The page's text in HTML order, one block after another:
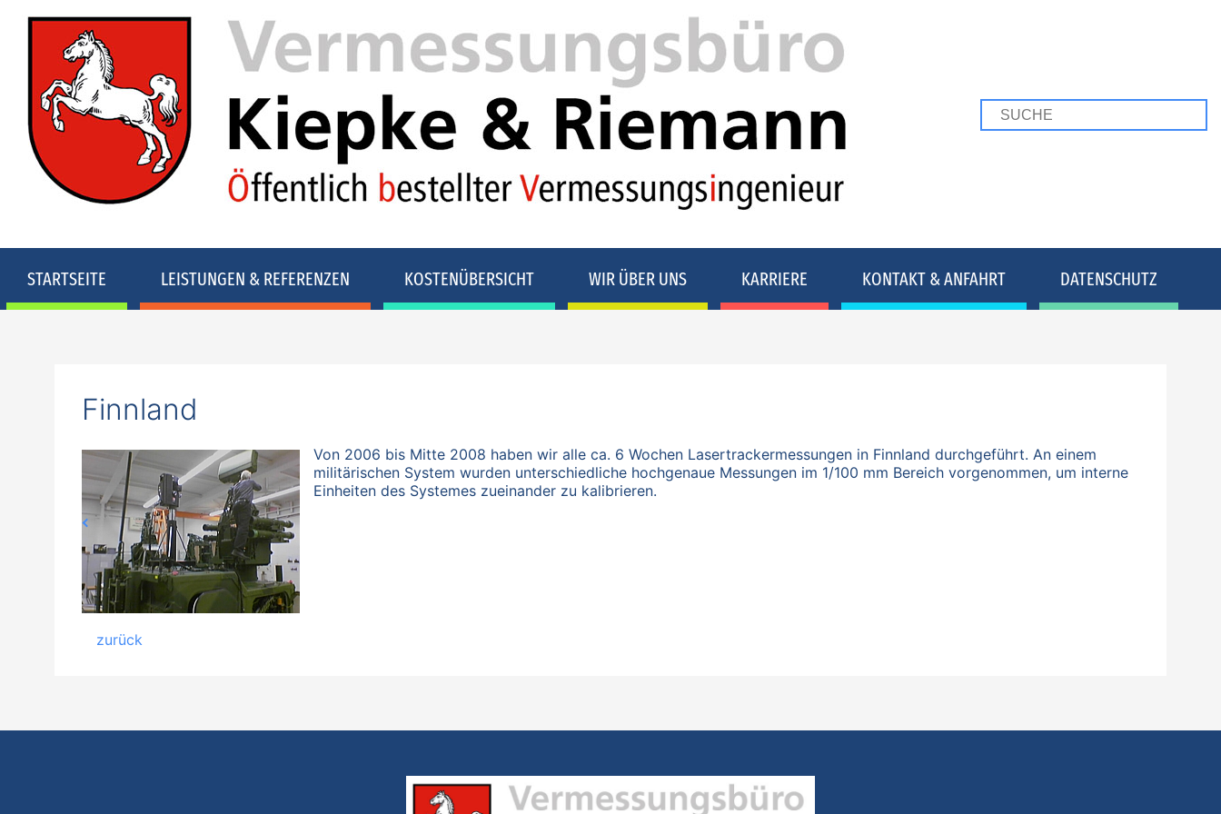
STARTSEITE LEISTUNGEN & REFERENZEN KOSTENÜBERSICHT WIR ÜBER UNS KARRIERE KONTAKT & ANFAHRT DATENSCHUTZ
Finnland
Von 2006 bis Mitte 2008 haben wir alle ca. 6 Wochen Lasertrackermessungen in Finnland durchgeführt. An einem
militärischen System wurden unterschiedliche hochgenaue Messungen im 1/100 mm Bereich vorgenommen, um interne
Einheiten des Systemes zueinander zu kalibrieren.
zurück